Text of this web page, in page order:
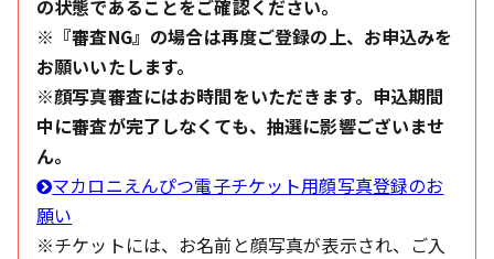
の状態であることをご確認ください。
※『審査NG』の場合は再度ご登録の上、お申込みを
お願いいたします。
※顔写真審査にはお時間をいただきます。申込期間
中に審査が完了しなくても、抽選に影響ございませ
ん。
マカロニえんぴつ電子チケット用顔写真登録のお
願い
※チケットには、お名前と顔写真が表示され、ご入